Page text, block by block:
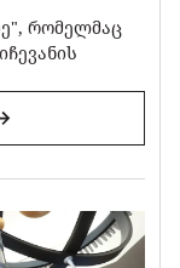
რომელმაც